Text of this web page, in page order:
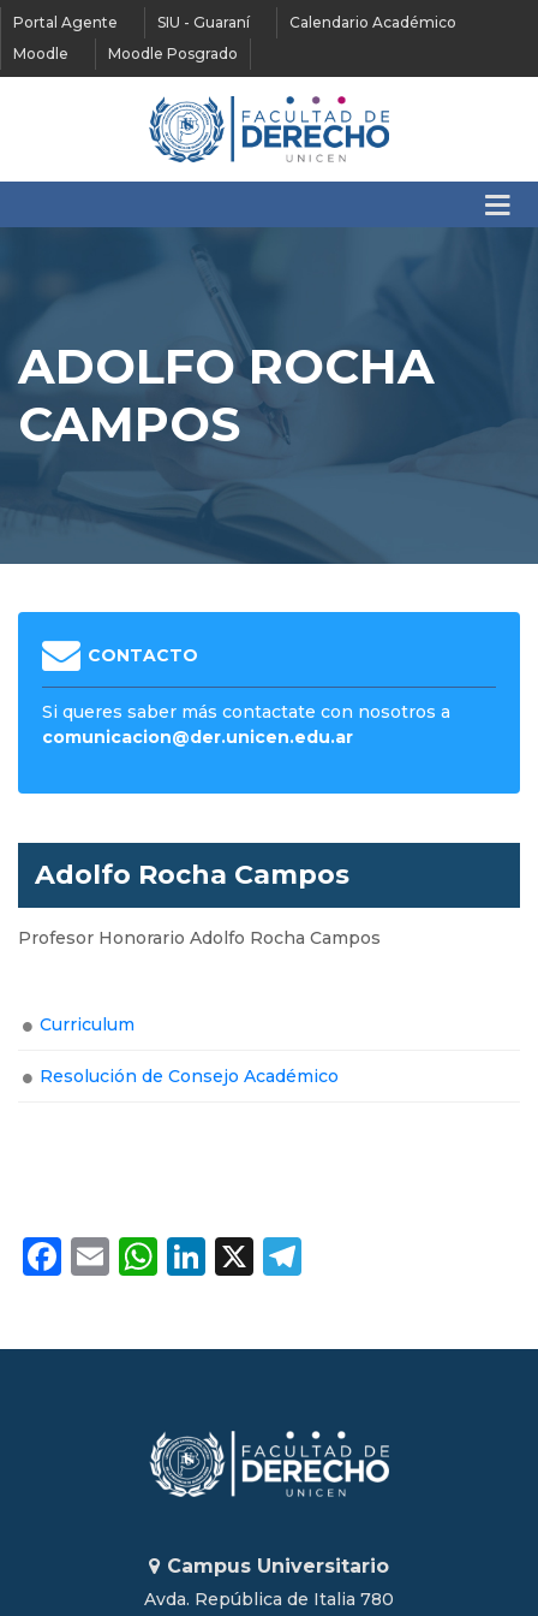
Portal Agente SIU - Guaraní
Calendario Académico
Moodle
Moodle Posgrado
ADOLFO ROCHA
CAMPOS
CONTACTO
Si queres saber más contactate con nosotros a
comunicacion@der.unicen.edu.ar
Adolfo Rocha Campos
Profesor Honorario Adolfo Rocha Campos
Curriculum
Resolución de Consejo Académico
Facebook
EmailWhatsApp
LinkedIn
X
Campus Universitario
Avda. República de Italia 780